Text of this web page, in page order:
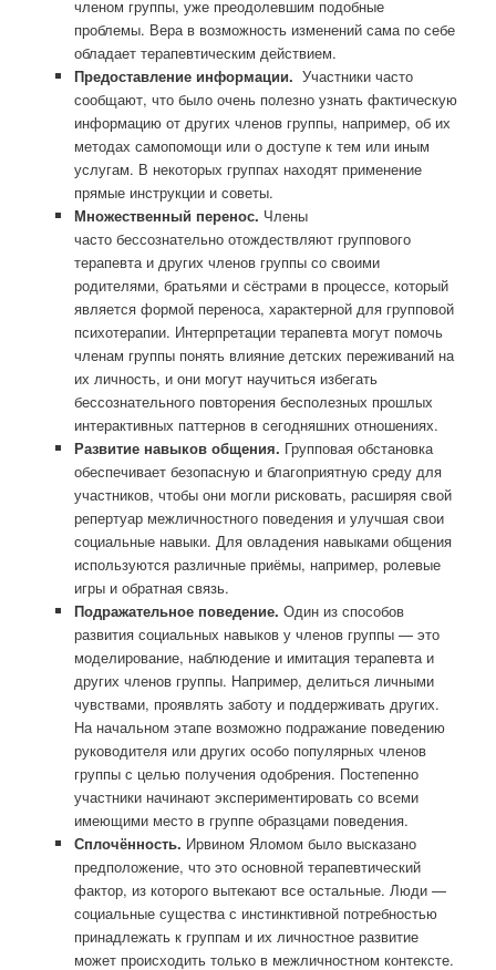
членом группы, уже преодолевшим подобные
проблемы. Вера в возможность изменений сама по себе
обладает терапевтическим действием.
Предоставление информации. Участники часто
сообщают, что было очень полезно узнать фактическую
информацию от других членов группы, например, об их
методах самопомощи или о доступе к тем или иным
услугам. В некоторых группах находят применение
прямые инструкции и советы.
Множественный перенос. Члены
часто бессознательно отождествляют группового
терапевта и других членов группы со своими
родителями, братьями и сёстрами в процессе, который
является формой переноса, характерной для групповой
психотерапии. Интерпретации терапевта могут помочь
членам группы понять влияние детских переживаний на
их личность, и они могут научиться избегать
бессознательного повторения бесполезных прошлых
интерактивных паттернов в сегодняшних отношениях.
Развитие навыков общения. Групповая обстановка
обеспечивает безопасную и благоприятную среду для
участников, чтобы они могли рисковать, расширяя свой
репертуар межличностного поведения и улучшая свои
социальные навыки. Для овладения навыками общения
используются различные приёмы, например, ролевые
игры и обратная связь.
Подражательное поведение. Один из способов
развития социальных навыков у членов группы — это
моделирование, наблюдение и имитация терапевта и
других членов группы. Например, делиться личными
чувствами, проявлять заботу и поддерживать других.
На начальном этапе возможно подражание поведению
руководителя или других особо популярных членов
группы с целью получения одобрения. Постепенно
участники начинают экспериментировать со всеми
имеющими место в группе образцами поведения.
Сплочённость. Ирвином Яломом было высказано
предположение, что это основной терапевтический
фактор, из которого вытекают все остальные. Люди —
социальные существа с инстинктивной потребностью
принадлежать к группам и их личностное развитие
может происходить только в межличностном контексте.